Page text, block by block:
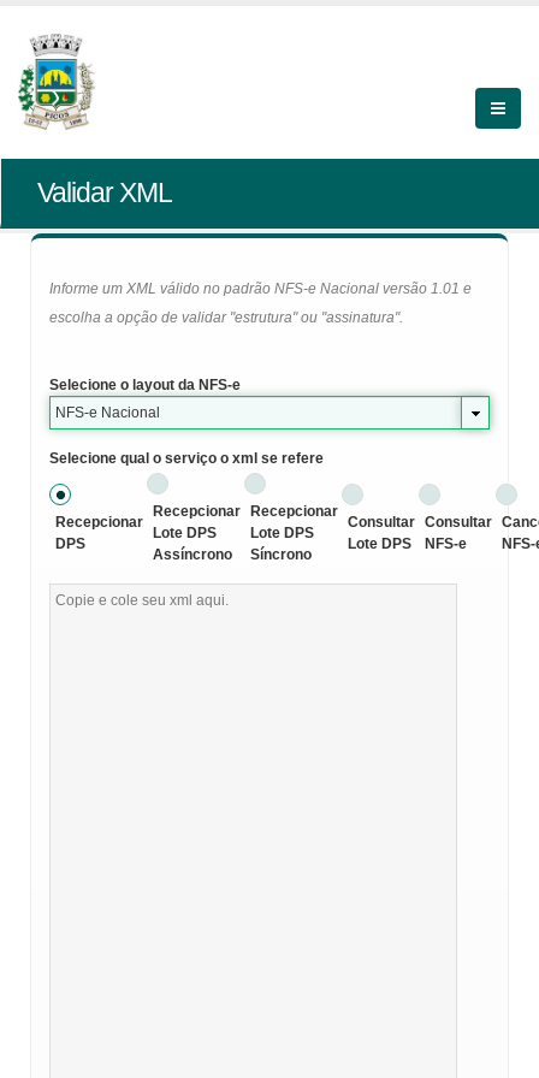
Validar XML
Informe um XML válido no padrão NFS-e Nacional versão 1.01 e
escolha a opção de validar "estrutura" ou "assinatura".
Selecione o layout da NFS-e
NFS-e Nacional
Selecione qual o serviço o xml se refere
Recepcionar
DPS
Recepcionar
Lote DPS
Assíncrono
Recepcionar
Lote DPS
Síncrono
Consultar
Lote DPS
Consultar
NFS-e
NFS-